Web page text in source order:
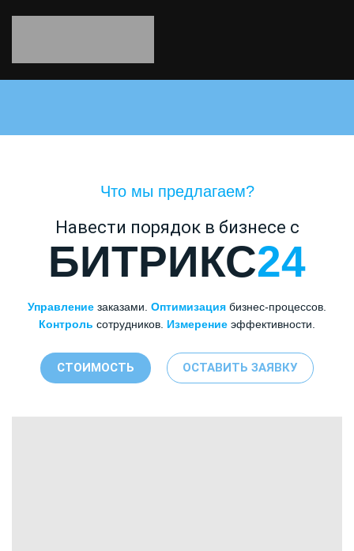
Что мы предлагаем?
Навести порядок в бизнесе с
БИТРИКС24
Управление заказами. Оптимизация бизнес-процессов.
Контроль сотрудников. Измерение эффективности.
СТОИМОСТЬ ОСТАВИТЬ ЗАЯВКУ